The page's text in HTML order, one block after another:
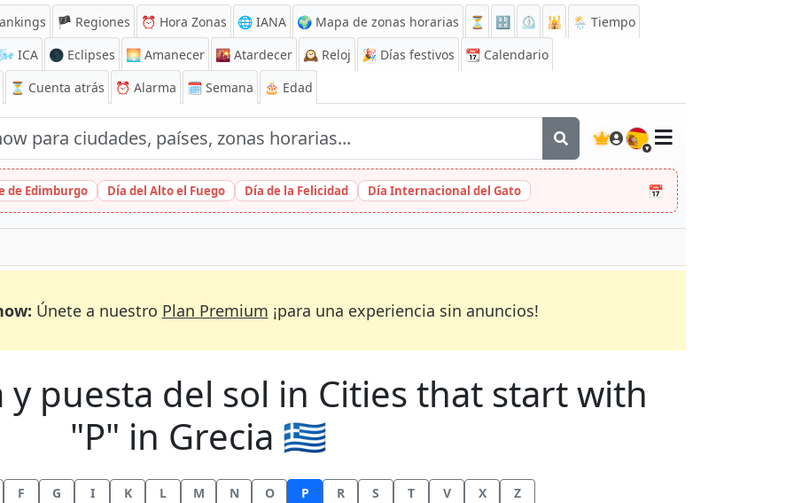
🏴 Regiones ⏰ Hora Zonas 🌐 IANA 🌍 Mapa de zonas horarias ⏳ 🔡 ⏲️ 🕌
🌦️ Tiempo
🌬️ ICA 🌑 Eclipses 🌅 Amanecer 🌇 Atardecer 🕰️ Reloj 🎉 Días festivos 📆 Calendario
⏳ Cuenta atrás ⏰ Alarma 🗓️ Semana 🎂 Edad
🇪🇸
de Edimburgo Día del Alto el Fuego Día de la Felicidad Día Internacional del Gato 📅
Únete a nuestro Plan Premium ¡para una experiencia sin anuncios!
y puesta del sol in Cities that start with
"P" in Grecia 🇬🇷
F G I K L M N O P R S T V X Z